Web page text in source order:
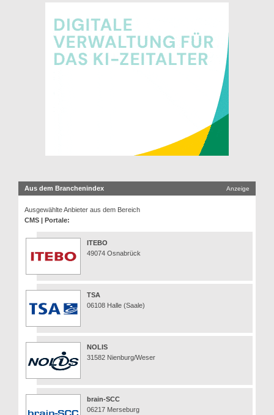
Aus dem Branchenindex Anzeige
Ausgewählte Anbieter aus dem Bereich
CMS | Portale:
ITEBO
49074 Osnabrück
TSA
06108 Halle (Saale)
NOLIS
31582 Nienburg/Weser
brain-SCC
06217 Merseburg